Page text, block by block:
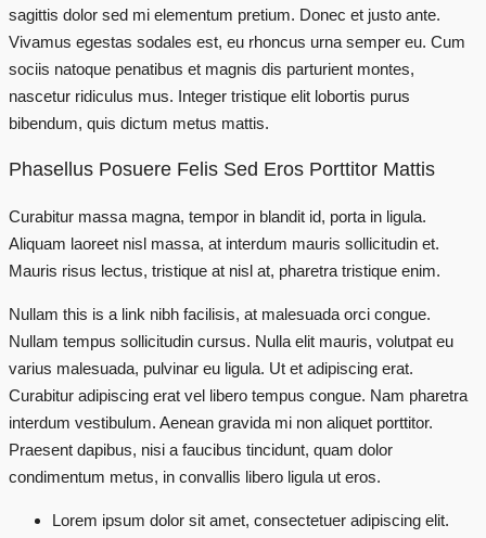
sagittis dolor sed mi elementum pretium. Donec et justo ante.
Vivamus egestas sodales est, eu rhoncus urna semper eu. Cum
sociis natoque penatibus et magnis dis parturient montes,
nascetur ridiculus mus. Integer tristique elit lobortis purus
bibendum, quis dictum metus mattis.
Phasellus Posuere Felis Sed Eros Porttitor Mattis
Curabitur massa magna, tempor in blandit id, porta in ligula.
Aliquam laoreet nisl massa, at interdum mauris sollicitudin et.
Mauris risus lectus, tristique at nisl at, pharetra tristique enim.
Nullam this is a link nibh facilisis, at malesuada orci congue.
Nullam tempus sollicitudin cursus. Nulla elit mauris, volutpat eu
varius malesuada, pulvinar eu ligula. Ut et adipiscing erat.
Curabitur adipiscing erat vel libero tempus congue. Nam pharetra
interdum vestibulum. Aenean gravida mi non aliquet porttitor.
Praesent dapibus, nisi a faucibus tincidunt, quam dolor
condimentum metus, in convallis libero ligula ut eros.
Lorem ipsum dolor sit amet, consectetuer adipiscing elit.